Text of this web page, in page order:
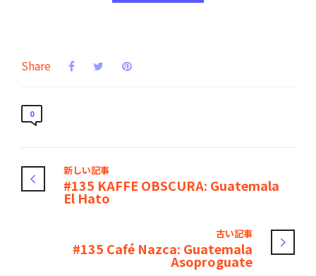
Share
0
新しい記事
#135 KAFFE OBSCURA: Guatemala
El Hato
古い記事
#135 Café Nazca: Guatemala
Asoproguate